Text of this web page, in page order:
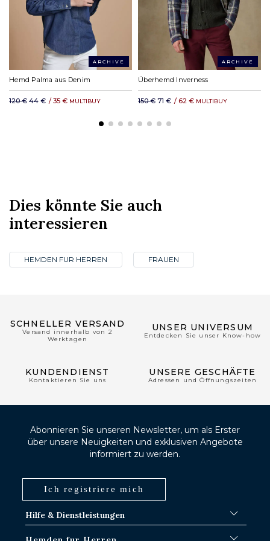
DHL Express in Europa: ab 19,23 €
DHL Rest der Welt: ab 35,11 €
ARCHIVE
Hemd Palma aus Denim
120 € 44 € / 35 € MULTIBUY
ARCHIVE
Überhemd Inverness
150 € 71 € / 62 € MULTIBUY
Dies könnte Sie auch
interessieren
HEMDEN FUR HERREN FRAUEN
SCHNELLER VERSAND
Versand innerhalb von 2
Werktagen
UNSER UNIVERSUM
Entdecken Sie unser Know-how
KUNDENDIENST
Kontaktieren Sie uns
UNSERE GESCHÄFTE
Adressen und Öffnungszeiten
Hilfe & Dienstleistungen
Abonnieren Sie unseren Newsletter, um als Erster
über unsere Neuigkeiten und exklusiven Angebote
informiert zu werden.
Ich registriere mich